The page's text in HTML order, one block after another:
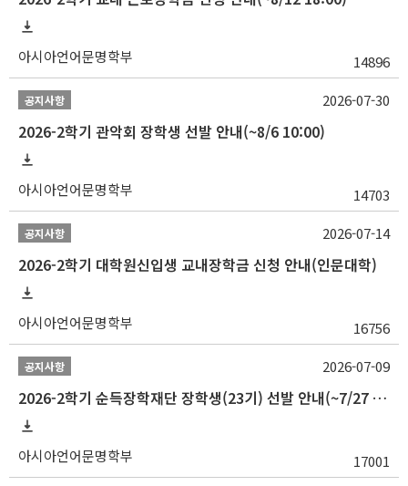
아시아언어문명학부 14896
공지사항
2026-2학기 관악회 장학생 선발 안내(~8/6 10:00)
아시아언어문명학부 14703
2026-07-30
공지사항
2026-2학기 대학원신입생 교내장학금 신청 안내(인문대학)
아시아언어문명학부 16756
2026-07-14
공지사항
2026-2학기 순득장학재단 장학생(23기) 선발 안내(~7/27 10:00)
아시아언어문명학부 17001
2026-07-09